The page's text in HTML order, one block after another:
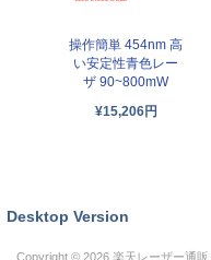
操作簡単 454nm 高
い安定性青色レー
ザ 90~800mW
¥15,206円
Desktop Version
Copyright © 2026 楽天レーザー通